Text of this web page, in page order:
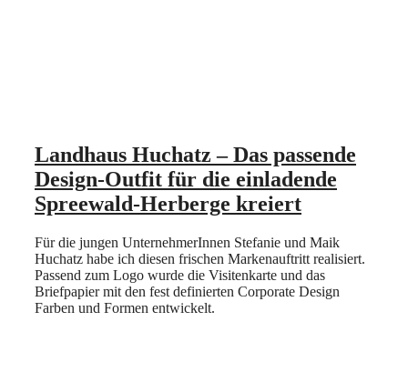
Landhaus Huchatz – Das passende
Design-Outfit für die einladende
Spreewald-Herberge kreiert
Für die jungen UnternehmerInnen Stefanie und Maik
Huchatz habe ich diesen frischen Markenauftritt realisiert.
Passend zum Logo wurde die Visitenkarte und das
Briefpapier mit den fest definierten Corporate Design
Farben und Formen entwickelt.